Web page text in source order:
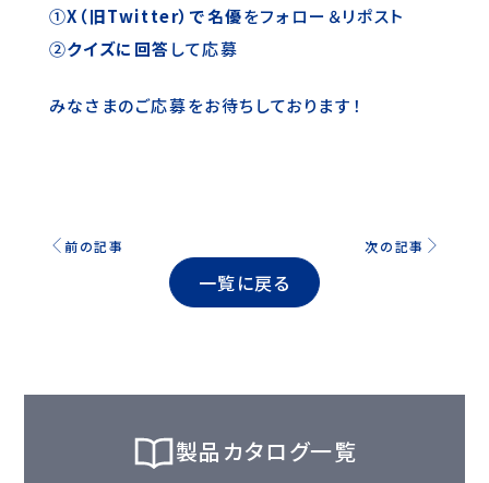
①X（旧Twitter）で名優をフォロー＆リポスト
②クイズに回答 して応募
みなさまのご応募をお待ちしております！
前の記事
一覧に戻る
次の記事
製品カタログ一覧